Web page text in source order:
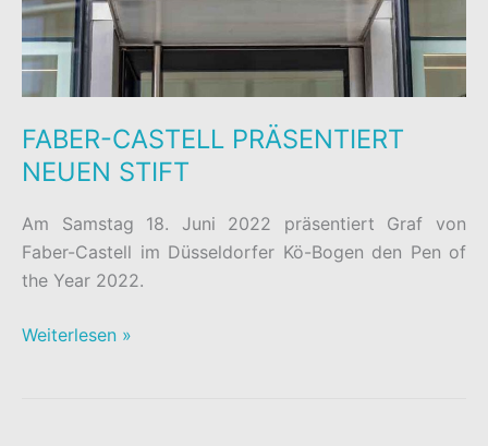
FABER-CASTELL PRÄSENTIERT
NEUEN STIFT
Am Samstag 18. Juni 2022 präsentiert Graf von
Faber-Castell im Düsseldorfer Kö-Bogen den Pen of
the Year 2022.
FABER-
Weiterlesen »